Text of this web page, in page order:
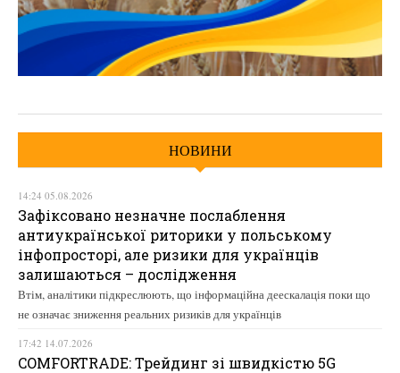
НОВИНИ
14:24 05.08.2026
Зафіксовано незначне послаблення
антиукраїнської риторики у польському
інфопросторі, але ризики для українців
залишаються – дослідження
Втім, аналітики підкреслюють, що інформаційна деескалація поки що
не означає зниження реальних ризиків для українців
17:42 14.07.2026
COMFORTRADE: Трейдинг зі швидкістю 5G